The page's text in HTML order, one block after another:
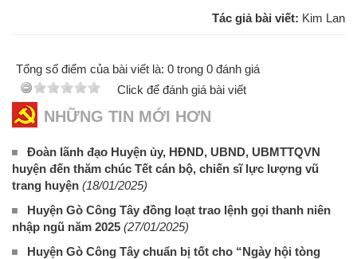
Tác giả bài viết: Kim Lan
Tổng số điểm của bài viết là: 0 trong 0 đánh giá
Click để đánh giá bài viết
NHỮNG TIN MỚI HƠN
Đoàn lãnh đạo Huyện ủy, HĐND, UBND, UBMTTQVN
huyện đến thăm chúc Tết cán bộ, chiến sĩ lực lượng vũ
trang huyện (18/01/2025)
Huyện Gò Công Tây đồng loạt trao lệnh gọi thanh niên
nhập ngũ năm 2025 (27/01/2025)
Huyện Gò Công Tây chuẩn bị tốt cho “Ngày hội tòng